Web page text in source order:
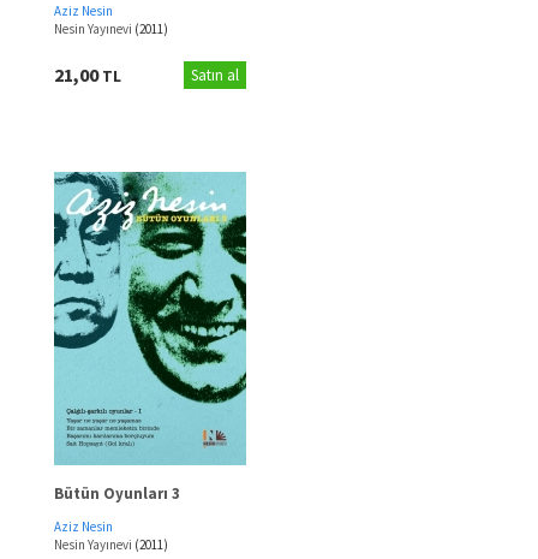
Aziz Nesin
Nesin Yayınevi (2011)
21,00TL Satın al
Bütün Oyunları 3
Aziz Nesin
Nesin Yayınevi (2011)